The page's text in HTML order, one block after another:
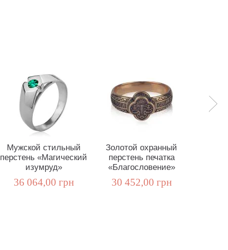
Мужской стильный
перстень «Магический
изумруд»
36 064,00 грн
Золотой охранный
перстень печатка
«Благословение»
30 452,00 грн